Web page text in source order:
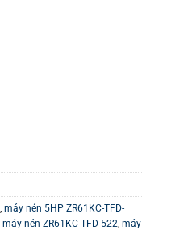
máy nén 5HP ZR61KC-TFD-
máy nén ZR61KC-TFD-522 máy